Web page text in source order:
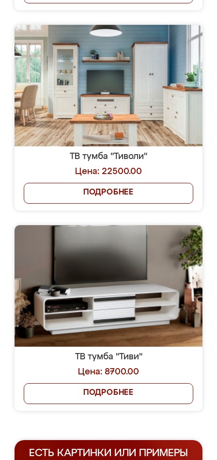
ТВ тумба "Тиволи"
Цена: 22500.00
ПОДРОБНЕЕ
ТВ тумба "Тиви"
Цена: 8700.00
ПОДРОБНЕЕ
ЕСТЬ КАРТИНКИ ИЛИ ПРИМЕРЫ